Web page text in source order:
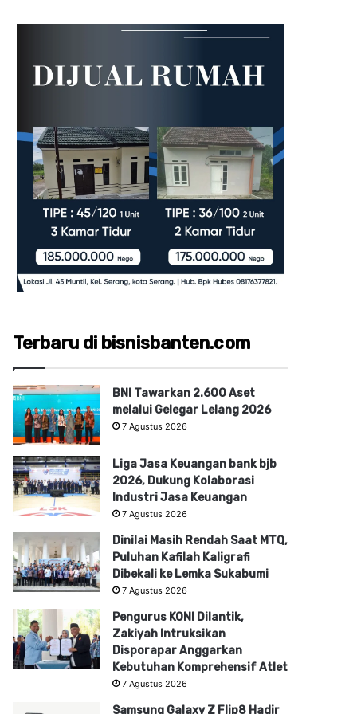
Terbaru di bisnisbanten.com
BNI Tawarkan 2.600 Aset
melalui Gelegar Lelang 2026
7 Agustus 2026
Liga Jasa Keuangan bank bjb
2026, Dukung Kolaborasi
Industri Jasa Keuangan
7 Agustus 2026
Dinilai Masih Rendah Saat MTQ,
Puluhan Kafilah Kaligrafi
Dibekali ke Lemka Sukabumi
7 Agustus 2026
Pengurus KONI Dilantik,
Zakiyah Intruksikan
Disporapar Anggarkan
Kebutuhan Komprehensif Atlet
7 Agustus 2026
Samsung Galaxy Z Flip8 Hadir